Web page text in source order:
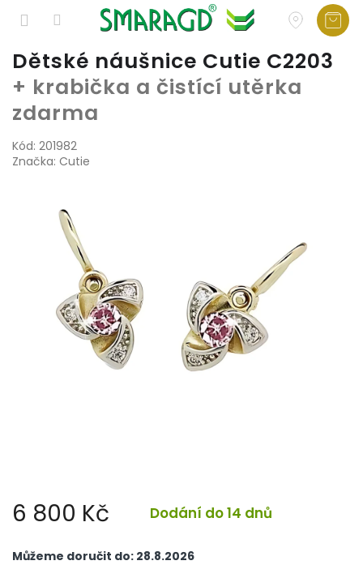
Přejít
obsah
Dětské náušnice Cutie C2203
+ krabička a čistící utěrka
zdarma
Kód: 201982
Značka: Cutie
6 800 Kč Dodání do 14 dnů
cena:
Můžeme doručit do: 28.8.2026